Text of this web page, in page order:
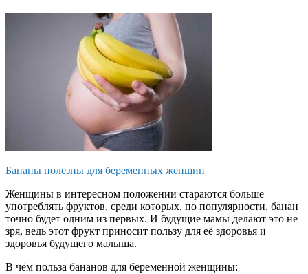
Бананы полезны для беременных женщин
Женщины в интересном положении стараются больше
употреблять фруктов, среди которых, по популярности, банан
точно будет одним из первых. И будущие мамы делают это не
зря, ведь этот фрукт приносит пользу для её здоровья и
здоровья будущего малыша.
В чём польза бананов для беременной женщины: